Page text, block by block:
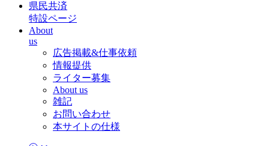
県民共済
特設ページ
About
us
広告掲載&仕事依頼
情報提供
ライター募集
About us
雑記
お問い合わせ
本サイトの仕様